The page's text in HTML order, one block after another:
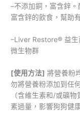
–不添加銅，富含鋅
富含鋅的飲食，幫助
–Liver Restore® 益生
微生物群
[使用方法] 將營養粉
勿將營養粉添加到任
（含維生素和/或礦
素過量，影響狗狗健